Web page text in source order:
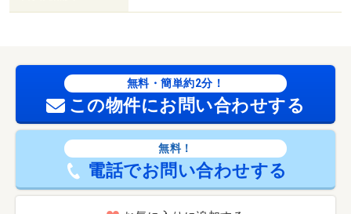
無料・簡単約2分！
この物件にお問い合わせする
無料！
電話でお問い合わせする